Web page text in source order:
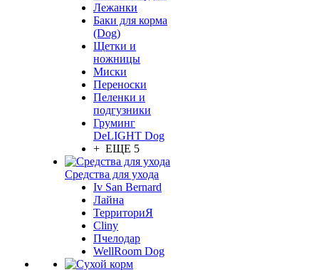
Лежанки
Баки для корма
(Dog)
Щетки и
ножницы
Миски
Переноски
Пеленки и
подгузники
Груминг
DeLIGHT Dog
+ ЕЩЕ 5
Средства для ухода
Iv San Bernard
Лайна
ТерриториЯ
Cliny
Пчелодар
WellRoom Dog